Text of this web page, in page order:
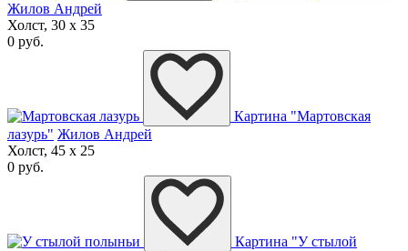
Жилов Андрей
Холст, 30 x 35
0 руб.
Картина "Мартовская
лазурь" Жилов Андрей
Холст, 45 x 25
0 руб.
Картина "У стылой